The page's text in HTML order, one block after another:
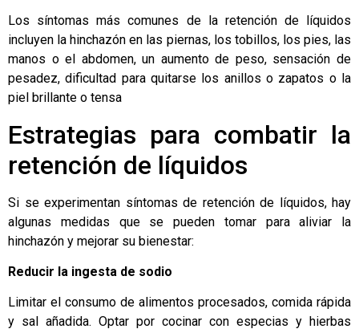
Los síntomas más comunes de la retención de líquidos
incluyen la hinchazón en las piernas, los tobillos, los pies, las
manos o el abdomen, un aumento de peso, sensación de
pesadez, dificultad para quitarse los anillos o zapatos o la
piel brillante o tensa
Estrategias para combatir la
retención de líquidos
Si se experimentan síntomas de retención de líquidos, hay
algunas medidas que se pueden tomar para aliviar la
hinchazón y mejorar su bienestar:
Reducir la ingesta de sodio
Limitar el consumo de alimentos procesados, comida rápida
y sal añadida. Optar por cocinar con especias y hierbas